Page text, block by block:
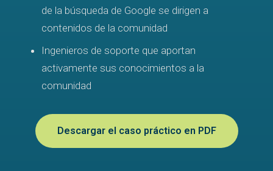
de la búsqueda de Google se dirigen a
contenidos de la comunidad
Ingenieros de soporte que aportan
activamente sus conocimientos a la
comunidad
Descargar el caso práctico en PDF